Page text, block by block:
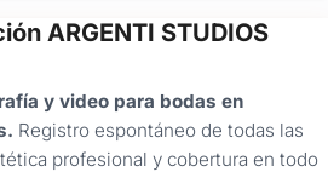
ARGENTI STUDIOS
y video para bodas en
Registro espontáneo de todas las
profesional y cobertura en todo